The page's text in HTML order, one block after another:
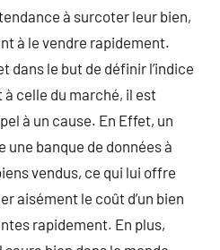
à surcoter leur bien,
à le vendre rapidement.
dans le but de définir l’indice
celle du marché, il est
à un cause. En Effet, un
banque de données à
vendus, ce qui lui offre
aisément le coût d’un bien
rapidement. En plus,